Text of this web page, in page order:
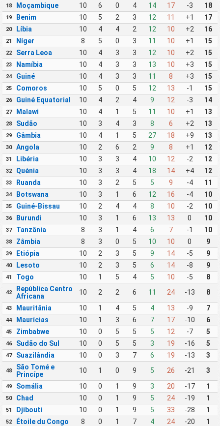
18 Moçambique 10 6 0 4 14 17 -3 18
19 Benim 10 5 2 3 12 11 +1 17
20 Líbia 10 4 4 2 12 10 +2 16
21 Níger 8 5 0 3 11 10 +1 15
22 Serra Leoa 10 4 3 3 12 10 +2 15
23 Namíbia 10 4 3 3 13 10 +3 15
24 Guiné 10 4 3 3 11 8 +3 15
25 Comoros 10 5 0 5 12 13 -1 15
26 Guiné Equatorial 10 4 2 4 9 12 -3 14
27 Malawi 10 4 1 5 11 10 +1 13
28 Sudão 10 3 4 3 8 6 +2 13
29 Gâmbia 10 4 1 5 27 18 +9 13
30 Angola 10 2 6 2 9 8 +1 12
31 Libéria 10 3 3 4 10 12 -2 12
32 Quénia 10 3 3 4 18 14 +4 12
33 Ruanda 10 3 2 5 5 9 -4 11
34 Botswana 10 3 1 6 12 16 -4 10
35 Guiné-Bissau 10 2 4 4 8 10 -2 10
36 Burundi 10 3 1 6 13 13 0 10
37 Tanzânia 8 3 1 4 6 7 -1 10
38 Zâmbia 8 3 0 5 10 10 0 9
39 Etiópia 10 2 3 5 9 14 -5 9
40 Lesoto 10 2 3 5 6 14 -8 9
41 Togo 10 1 5 4 5 10 -5 8
42
República Centro
Africana
10 2 2 6 11 24 -13 8
43 Mauritânia 10 1 4 5 4 13 -9 7
44 Maurícias 10 1 3 6 7 17 -10 6
45 Zimbabwe 10 0 5 5 5 12 -7 5
46 Sudão do Sul 10 0 5 5 3 19 -16 5
47 Suazilândia 10 0 3 7 6 19 -13 3
48
São Tomé e
Princípe
10 1 0 9 5 26 -21 3
49 Somália 10 0 1 9 3 20 -17 1
50 Chad 10 0 1 9 5 24 -19 1
51 Djibouti 10 0 1 9 5 33 -28 1
52 Étoile du Congo 8 0 1 7 4 24 -20 1